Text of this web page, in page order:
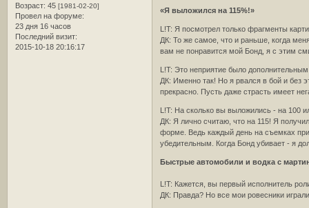
Возраст: 45 [1981-02-20]
Провел на форуме:
23 дня 16 часов
Последний визит:
2015-10-18 20:16:17
«Я выложился на 115%!»
L!T: Я посмотрел только фрагменты
ДК: То же самое, что и раньше, когда
вам не понравится мой Бонд, я с этим
L!T: Это неприятие было
ДК: Именно так! Но я рвался в бой и без
прекрасно. Пусть даже страсть имеет
L!T: На сколько вы выложились - на 100
ДК: Я лично считаю, что на 115! Я
форме. Ведь каждый день на съемках
убедительным. Когда Бонд убивает - я
Быстрые автомобили и водка с
L!T: Кажется, вы первый исполнитель
ДК: Правда? Но все мои ровесники